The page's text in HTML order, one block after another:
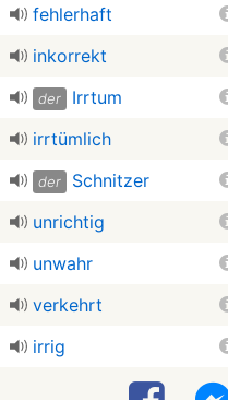
fehlerhaft
inkorrekt
der Irrtum
irrtümlich
der Schnitzer
unrichtig
unwahr
verkehrt
irrig